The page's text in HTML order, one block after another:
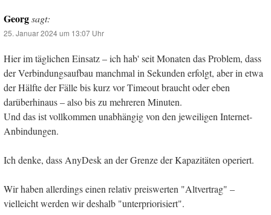
Georgsagt:
25. Januar 2024 um 13:07 Uhr
Hier im täglichen Einsatz – ich hab' seit Monaten das Problem, dass
der Verbindungsaufbau manchmal in Sekunden erfolgt, aber in etwa
der Hälfte der Fälle bis kurz vor Timeout braucht oder eben
darüberhinaus – also bis zu mehreren Minuten.
Und das ist vollkommen unabhängig von den jeweiligen Internet-
Anbindungen.
Ich denke, dass AnyDesk an der Grenze der Kapazitäten operiert.
Wir haben allerdings einen relativ preiswerten "Altvertrag" –
vielleicht werden wir deshalb "unterpriorisiert".